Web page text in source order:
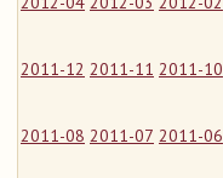
2011-12 2011-11 2011-10
2011-08 2011-07 2011-06